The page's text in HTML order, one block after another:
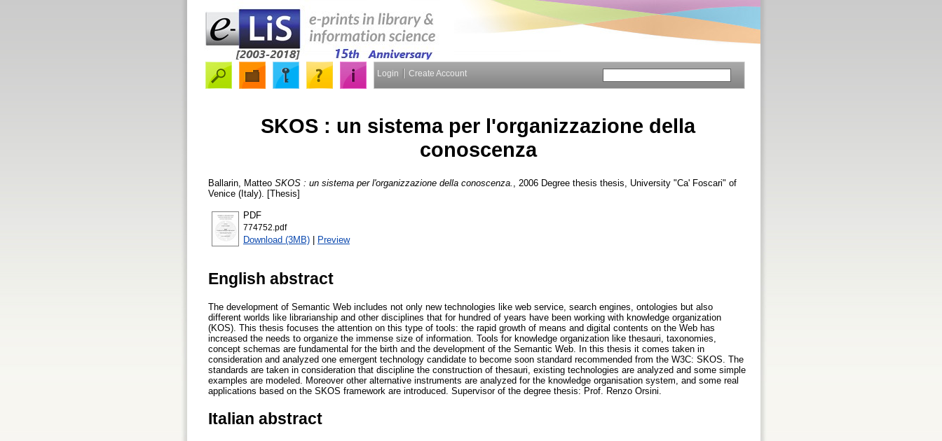
Login Create Account
SKOS : un sistema per l'organizzazione della
conoscenza
Ballarin, Matteo SKOS : un sistema per l'organizzazione della conoscenza.
, 2006 Degree thesis thesis, University "Ca' Foscari" of
Venice (Italy). [Thesis]
PDF
774752.pdf
Download (3MB) | Preview
English abstract
The development of Semantic Web includes not only new technologies like web service, search engines, ontologies but also
different worlds like librarianship and other disciplines that for hundred of years have been working with knowledge organization
(KOS). This thesis focuses the attention on this type of tools: the rapid growth of means and digital contents on the Web has
increased the needs to organize the immense size of information. Tools for knowledge organization like thesauri, taxonomies,
concept schemas are fundamental for the birth and the development of the Semantic Web. In this thesis it comes taken in
consideration and analyzed one emergent technology candidate to become soon standard recommended from the W3C: SKOS. The
standards are taken in consideration that discipline the construction of thesauri, existing technologies are analyzed and some simple
examples are modeled. Moreover other alternative instruments are analyzed for the knowledge organisation system, and some real
applications based on the SKOS framework are introduced. Supervisor of the degree thesis: Prof. Renzo Orsini.
Italian abstract